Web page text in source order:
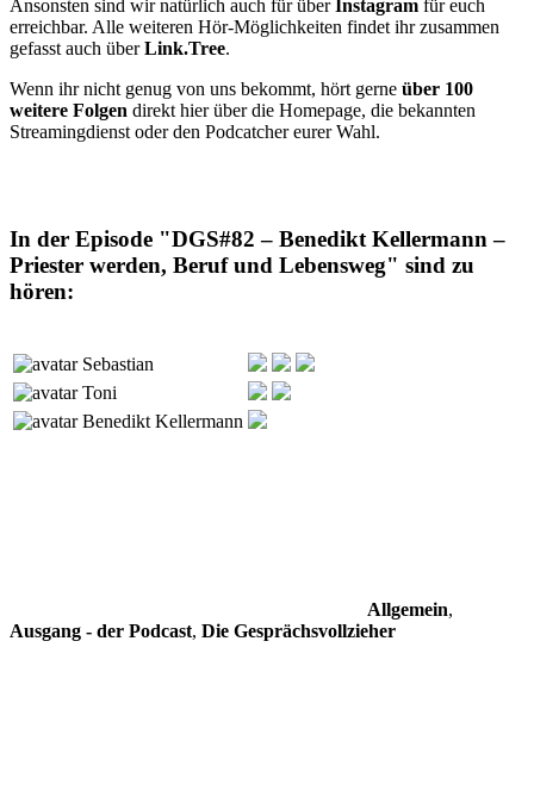
Ansonsten sind wir natürlich auch für über Instagram für euch
erreichbar. Alle weiteren Hör-Möglichkeiten findet ihr zusammen
gefasst auch überLink.Tree.
Wenn ihr nicht genug von uns bekommt, hört gerne über 100
weitere Folgen direkt hier über die Homepage, die bekannten
Streamingdienst oder den Podcatcher eurer Wahl.
In der Episode "DGS#82 – Benedikt Kellermann –
Priester werden, Beruf und Lebensweg" sind zu
hören:
Sebastian
Toni
Benedikt Kellermann
Allgemein,
Ausgang - der Podcast, Die Gesprächsvollzieher